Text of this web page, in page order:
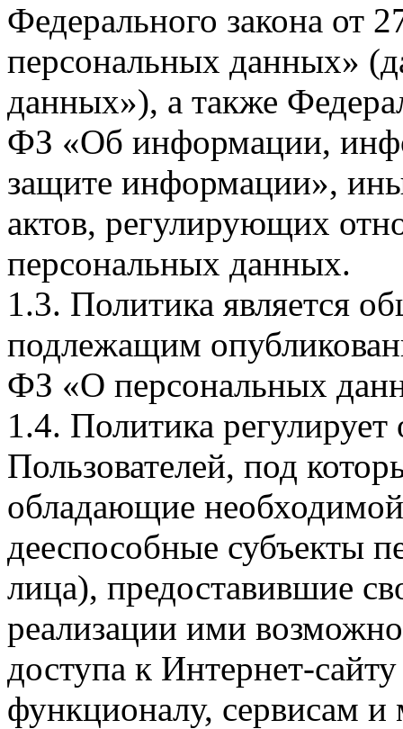
Федерального закона
персональных данных»
данных»), а также
ФЗ «Об информации,
защите информации»,
актов, регулирующих
персональных данных.
1.3. Политика является
подлежащим
ФЗ «О персональных
1.4. Политика
Пользователей, под
обладающие
дееспособные субъекты
лица), предоставившие
реализации ими
доступа к Интернет-
функционалу, сервисам и